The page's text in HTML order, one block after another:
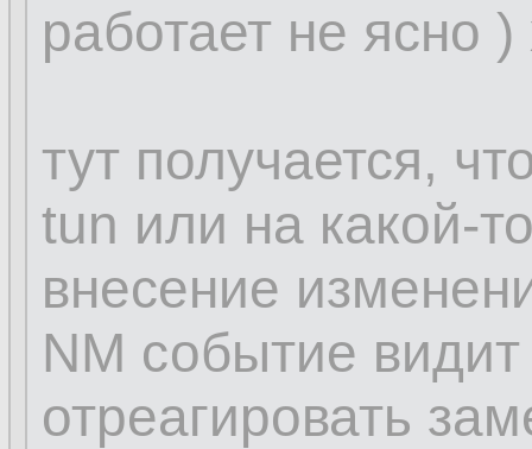
работает не ясно
тут получается,
tun или на какой-
внесение
NM событие
отреагировать